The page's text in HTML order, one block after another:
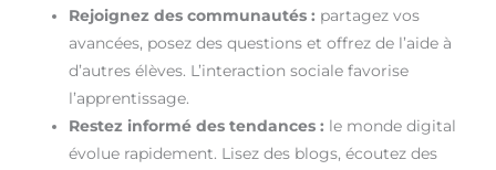
Rejoignez des communautés : partagez vos
avancées, posez des questions et offrez de l’aide à
d’autres élèves. L’interaction sociale favorise
l’apprentissage.
Restez informé des tendances : le monde digital
évolue rapidement. Lisez des blogs, écoutez des